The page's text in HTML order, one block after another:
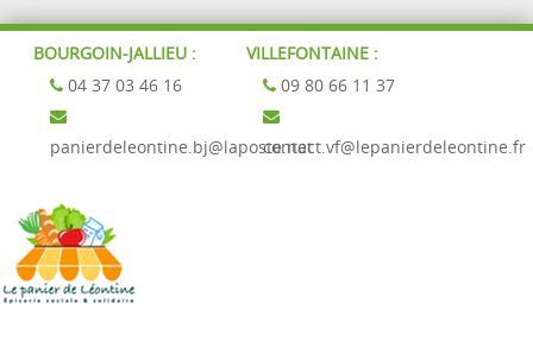
BOURGOIN-JALLIEU :
04 37 03 46 16
panierdeleontine.bj@laposte.net
VILLEFONTAINE :
09 80 66 11 37
contact.vf@lepanierdeleontine.fr